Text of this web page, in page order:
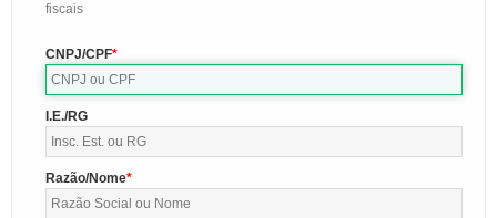
fiscais
CNPJ/CPF
I.E./RG
Razão/Nome